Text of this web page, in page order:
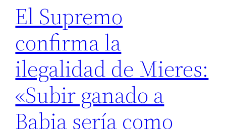
El Supremo
confirma la
ilegalidad de Mieres:
«Subir ganado a
Babia sería como